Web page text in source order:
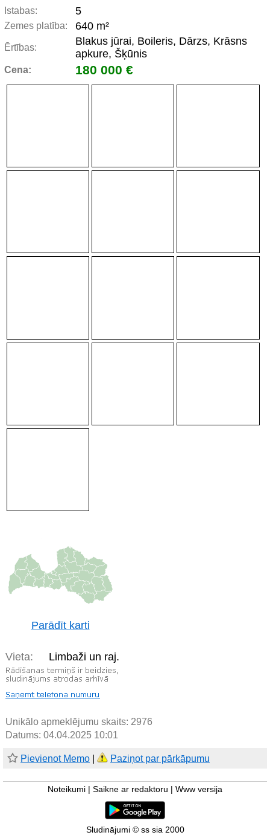
Istabas: 5
Zemes platība: 640 m²
Ērtības:
Blakus jūrai, Boileris, Dārzs, Krāsns
apkure, Šķūnis
Cena: 180 000 €
Parādīt karti
Vieta: Limbaži un raj.
Unikālo apmeklējumu skaits: 2976
Datums: 04.04.2025 10:01
Pievienot Memo Paziņot par pārkāpumu
Noteikumi Saikne ar redaktoru Www versija
Sludinājumi © ss sia 2000